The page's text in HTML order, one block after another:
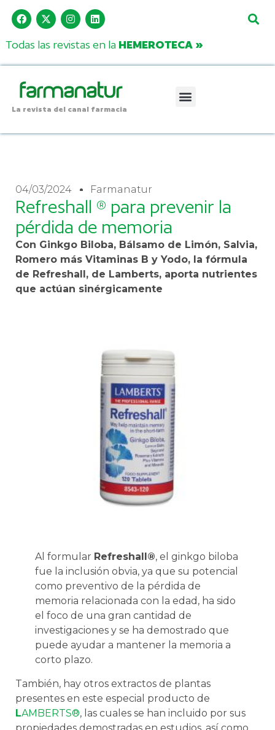
Todas las revistas en la HEMEROTECA »
La revista del canal farmacia
04/03/2024 Farmanatur
Refreshall ® para prevenir la
pérdida de memoria
Con Ginkgo Biloba, Bálsamo de Limón, Salvia,
Romero más Vitaminas B y Yodo, la fórmula
de Refreshall, de Lamberts, aporta nutrientes
que actúan sinérgicamente
Al formular Refreshall®, el ginkgo biloba
fue la inclusión obvia, ya que su potencial
como preventivo de la pérdida de
memoria relacionada con la edad, ha sido
el foco de una gran cantidad de
investigaciones y se ha demostrado que
puede ayudar a mantener la memoria a
corto plazo.
También, hay otros extractos de plantas
presentes en este especial producto de
LAMBERTS®, las cuales se han incluido por sus
propiedades demostradas en estudios, así como